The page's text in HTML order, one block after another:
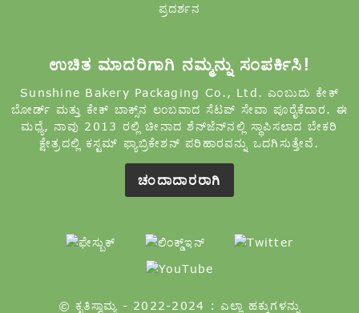
ಪ್ರದರ್ಶನ
ಉಚಿತ ಮಾದರಿಗಾಗಿ ನಮ್ಮನ್ನು ಸಂಪರ್ಕಿಸಿ!
Sunshine Bakery Packaging Co., Ltd. ಎಂಬುದು ಕೇಕ್
ಬೋರ್ಡ್ ಮತ್ತು ಕೇಕ್ ಬಾಕ್ಸ್‌ನ ಲಂಬವಾದ ಸೆಟಪ್ ಸೇವಾ ಪೂರೈಕೆದಾರ. ಈ
ಮಧ್ಯೆ, ನಾವು 2013 ರಲ್ಲಿ ಚೀನಾದ ಶೆನ್‌ಜೆನ್‌ನಲ್ಲಿ ಸ್ಥಾಪಿಸಲಾದ ಬೇಕರಿ
ಕ್ಷೇತ್ರದಲ್ಲಿ ಕಸ್ಟಮ್ ಫ್ಯಾಬ್ರಿಕೇಶನ್ ಪರಿಹಾರವನ್ನು ಒದಗಿಸುತ್ತೇವೆ.
ಚಂದಾದಾರರಾಗಿ
© ಕೃತಿಸ್ವಾಮ್ಯ - 2022-2024 : ಎಲ್ಲಾ ಹಕ್ಕುಗಳನ್ನು